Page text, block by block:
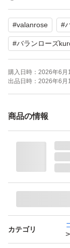
●※【２枚目画
お付けできます
バランローズ
優しく染めて美
シャンプー・ト
ニオイ・フケを
髪に優しい4種
#valanrose #
#バランローズ
購入日時： 2026年6月
出品日時： 2026年6月
商品の情報
カテゴリ